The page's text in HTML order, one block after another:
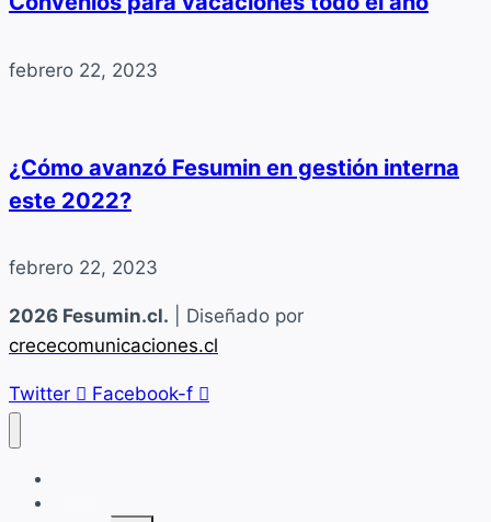
febrero 22, 2023
¿Cómo avanzó Fesumin en gestión interna
este 2022?
febrero 22, 2023
2026 Fesumin.cl. | Diseñado por
crececomunicaciones.cl
Twitter Facebook-f